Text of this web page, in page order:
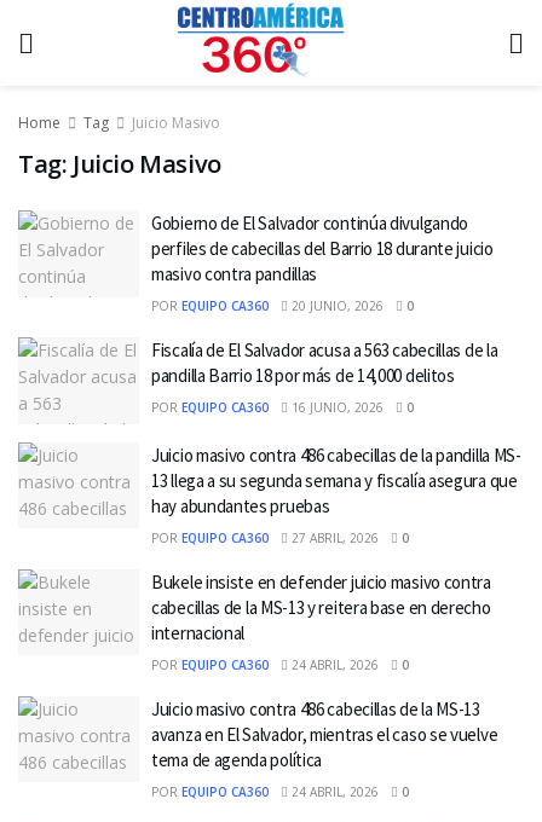
Home Tag Juicio Masivo
Tag: Juicio Masivo
Gobierno de El Salvador continúa divulgando
perfiles de cabecillas del Barrio 18 durante juicio
masivo contra pandillas
POR EQUIPO CA360 20 JUNIO, 2026 0
Fiscalía de El Salvador acusa a 563 cabecillas de la
pandilla Barrio 18 por más de 14,000 delitos
POR EQUIPO CA360 16 JUNIO, 2026 0
Juicio masivo contra 486 cabecillas de la pandilla MS-
13 llega a su segunda semana y fiscalía asegura que
hay abundantes pruebas
POR EQUIPO CA360 27 ABRIL, 2026 0
Bukele insiste en defender juicio masivo contra
cabecillas de la MS-13 y reitera base en derecho
internacional
POR EQUIPO CA360 24 ABRIL, 2026 0
Juicio masivo contra 486 cabecillas de la MS-13
avanza en El Salvador, mientras el caso se vuelve
tema de agenda política
POR EQUIPO CA360 24 ABRIL, 2026 0